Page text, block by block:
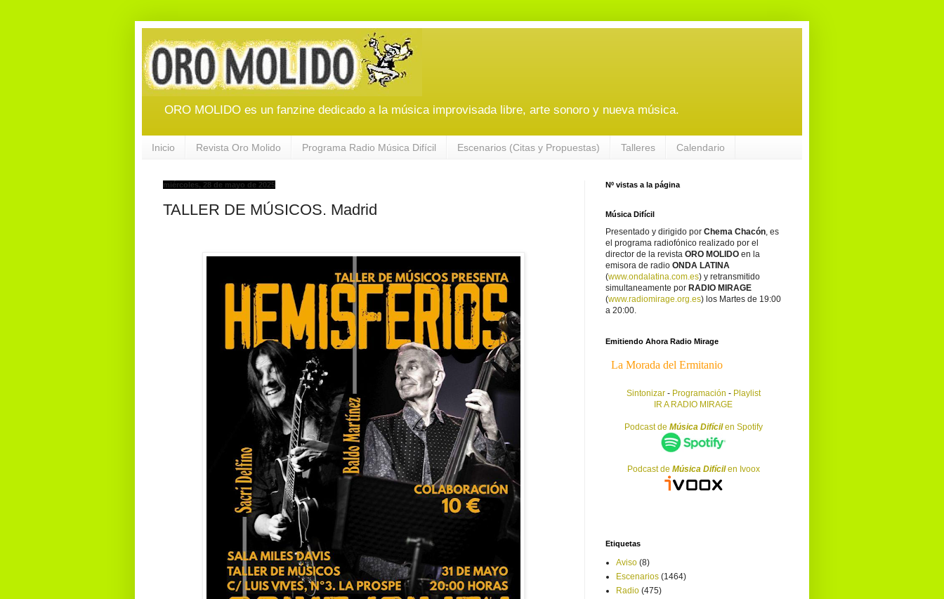
ORO MOLIDO es un fanzine dedicado a la música improvisada libre, arte sonoro y nueva música.
Inicio Revista Oro Molido Programa Radio Música Difícil Escenarios (Citas y Propuestas) Talleres Calendario
miércoles, 28 de mayo de 2025
TALLER DE MÚSICOS. Madrid
Nº vistas a la página
Música Difícil
Presentado y dirigido por Chema Chacón, es
el programa radiofónico realizado por el
director de la revista ORO MOLIDO en la
emisora de radio ONDA LATINA
(www.ondalatina.com.es) y retransmitido
simultaneamente por RADIO MIRAGE
(www.radiomirage.org.es) los Martes de 19:00
a 20:00.
Emitiendo Ahora Radio Mirage
Sintonizar - Programación - Playlist
IR A RADIO MIRAGE
Podcast de Música Difícilen Spotify
Podcast de Música Difícilen Ivoox
Etiquetas
Aviso (8)
Escenarios (1464)
Radio (475)